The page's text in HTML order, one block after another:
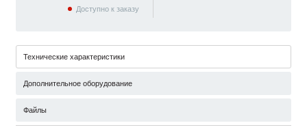
Доступно к заказу
Технические характеристики
Дополнительное оборудование
Файлы